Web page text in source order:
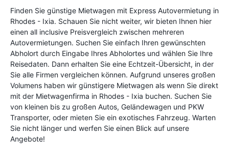
Finden Sie günstige Mietwagen mit Express Autovermietung in
Rhodes - Ixia. Schauen Sie nicht weiter, wir bieten Ihnen hier
einen all inclusive Preisvergleich zwischen mehreren
Autovermietungen. Suchen Sie einfach Ihren gewünschten
Abholort durch Eingabe Ihres Abholortes und wählen Sie Ihre
Reisedaten. Dann erhalten Sie eine Echtzeit-Übersicht, in der
Sie alle Firmen vergleichen können. Aufgrund unseres großen
Volumens haben wir günstigere Mietwagen als wenn Sie direkt
mit der Mietwagenfirma in Rhodes - Ixia buchen. Suchen Sie
von kleinen bis zu großen Autos, Geländewagen und PKW
Transporter, oder mieten Sie ein exotisches Fahrzeug. Warten
Sie nicht länger und werfen Sie einen Blick auf unsere
Angebote!